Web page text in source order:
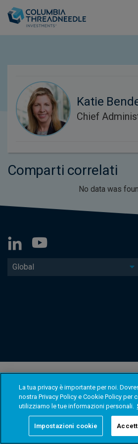
Katie
Chief
Comparti correlati
No data was
Global
La tua privacy è importante per noi.
nostra Privacy Policy e Cookie Policy per
utilizziamo le tue informazioni personali.
Impostazioni cookie